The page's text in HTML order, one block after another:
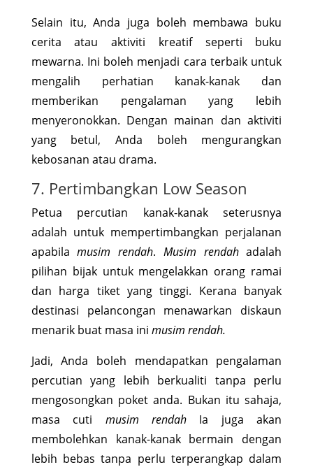
Selain itu, Anda juga boleh membawa buku
cerita atau aktiviti kreatif seperti buku
mewarna. Ini boleh menjadi cara terbaik untuk
mengalih perhatian kanak-kanak dan
memberikan pengalaman yang lebih
menyeronokkan. Dengan mainan dan aktiviti
yang betul, Anda boleh mengurangkan
kebosanan atau drama.
7. Pertimbangkan Low Season
Petua percutian kanak-kanak seterusnya
adalah untuk mempertimbangkan perjalanan
apabilamusim rendah. Musim rendahadalah
pilihan bijak untuk mengelakkan orang ramai
dan harga tiket yang tinggi. Kerana banyak
destinasi pelancongan menawarkan diskaun
menarik buat masa ini musim rendah.
Jadi, Anda boleh mendapatkan pengalaman
percutian yang lebih berkualiti tanpa perlu
mengosongkan poket anda. Bukan itu sahaja,
masa cuti musim rendah Ia juga akan
membolehkan kanak-kanak bermain dengan
lebih bebas tanpa perlu terperangkap dalam